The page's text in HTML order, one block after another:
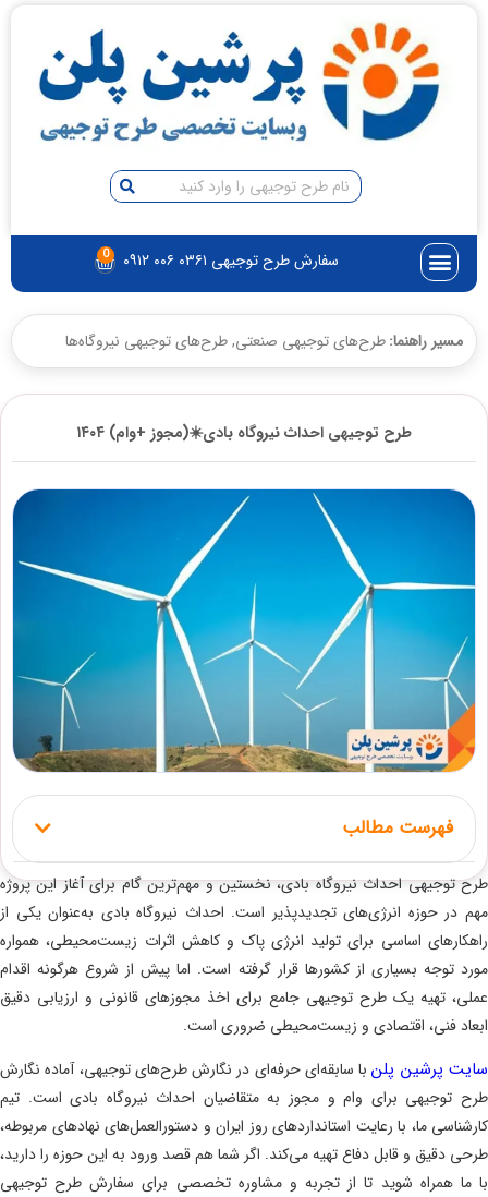
سفارش طرح توجیهی ۰۳۶۱ ۰۰۶ ۰۹۱۲
مسیر راهنما:طرح‌های توجیهی صنعتی,طرح‌های توجیهی نیروگاه‌ها
طرح توجیهی احداث نیروگاه بادی☀️(مجوز +وام) ۱۴۰۴
فهرست مطالب
توجیهی احداث نیروگاه بادی، نخستین و مهم‌ترین گام برای آغاز این پروژه‌
در حوزه انرژی‌های تجدیدپذیر است. احداث نیروگاه بادی به‌عنوان یکی از
اساسی برای تولید انرژی پاک و کاهش اثرات زیست‌محیطی، همواره
توجه بسیاری از کشورها قرار گرفته است. اما پیش از شروع هرگونه اقدام
تهیه یک طرح توجیهی جامع برای اخذ مجوزهای قانونی و ارزیابی دقیق
فنی، اقتصادی و زیست‌محیطی ضروری است.
پرشین پلنبا سابقه‌ای حرفه‌ای در نگارش طرح‌های توجیهی، آماده نگارش
توجیهی برای وام و مجوز به متقاضیان احداث نیروگاه بادی است. تیم
ما، با رعایت استانداردهای روز ایران و دستورالعمل‌های نهادهای مربوطه،
دقیق و قابل دفاع تهیه می‌کند. اگر شما هم قصد ورود به این حوزه را دارید،
همراه شوید تا از تجربه و مشاوره تخصصی برای سفارش طرح توجیهی